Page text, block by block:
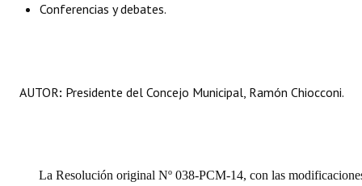
Conferencias y debates.
AUTOR: Presidente del Concejo Municipal, Ramón Chiocconi.
La Resolución original Nº 038-PCM-14, con las